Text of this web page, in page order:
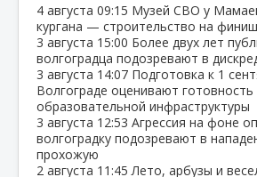
4 августа 09:15 Музей СВО у
кургана — строительство на
3 августа 15:00 Более двух лет
волгоградца подозревают в
3 августа 14:07 Подготовка к 1
Волгограде оценивают готовность
образовательной инфраструктуры
3 августа 12:53 Агрессия на фоне
волгоградку подозревают в
прохожую
2 августа 11:45 Лето, арбузы и